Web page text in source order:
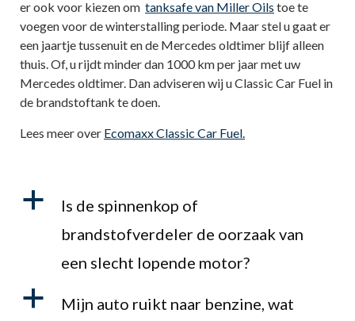
er ook voor kiezen om tanksafe van Miller Oils toe te
voegen voor de winterstalling periode. Maar stel u gaat er
een jaartje tussenuit en de Mercedes oldtimer blijf alleen
thuis. Of, u rijdt minder dan 1000 km per jaar met uw
Mercedes oldtimer. Dan adviseren wij u Classic Car Fuel in
de brandstoftank te doen.
Lees meer over Ecomaxx Classic Car Fuel.
a
Is de spinnenkop of
brandstofverdeler de oorzaak van
een slecht lopende motor?
a
Mijn auto ruikt naar benzine, wat